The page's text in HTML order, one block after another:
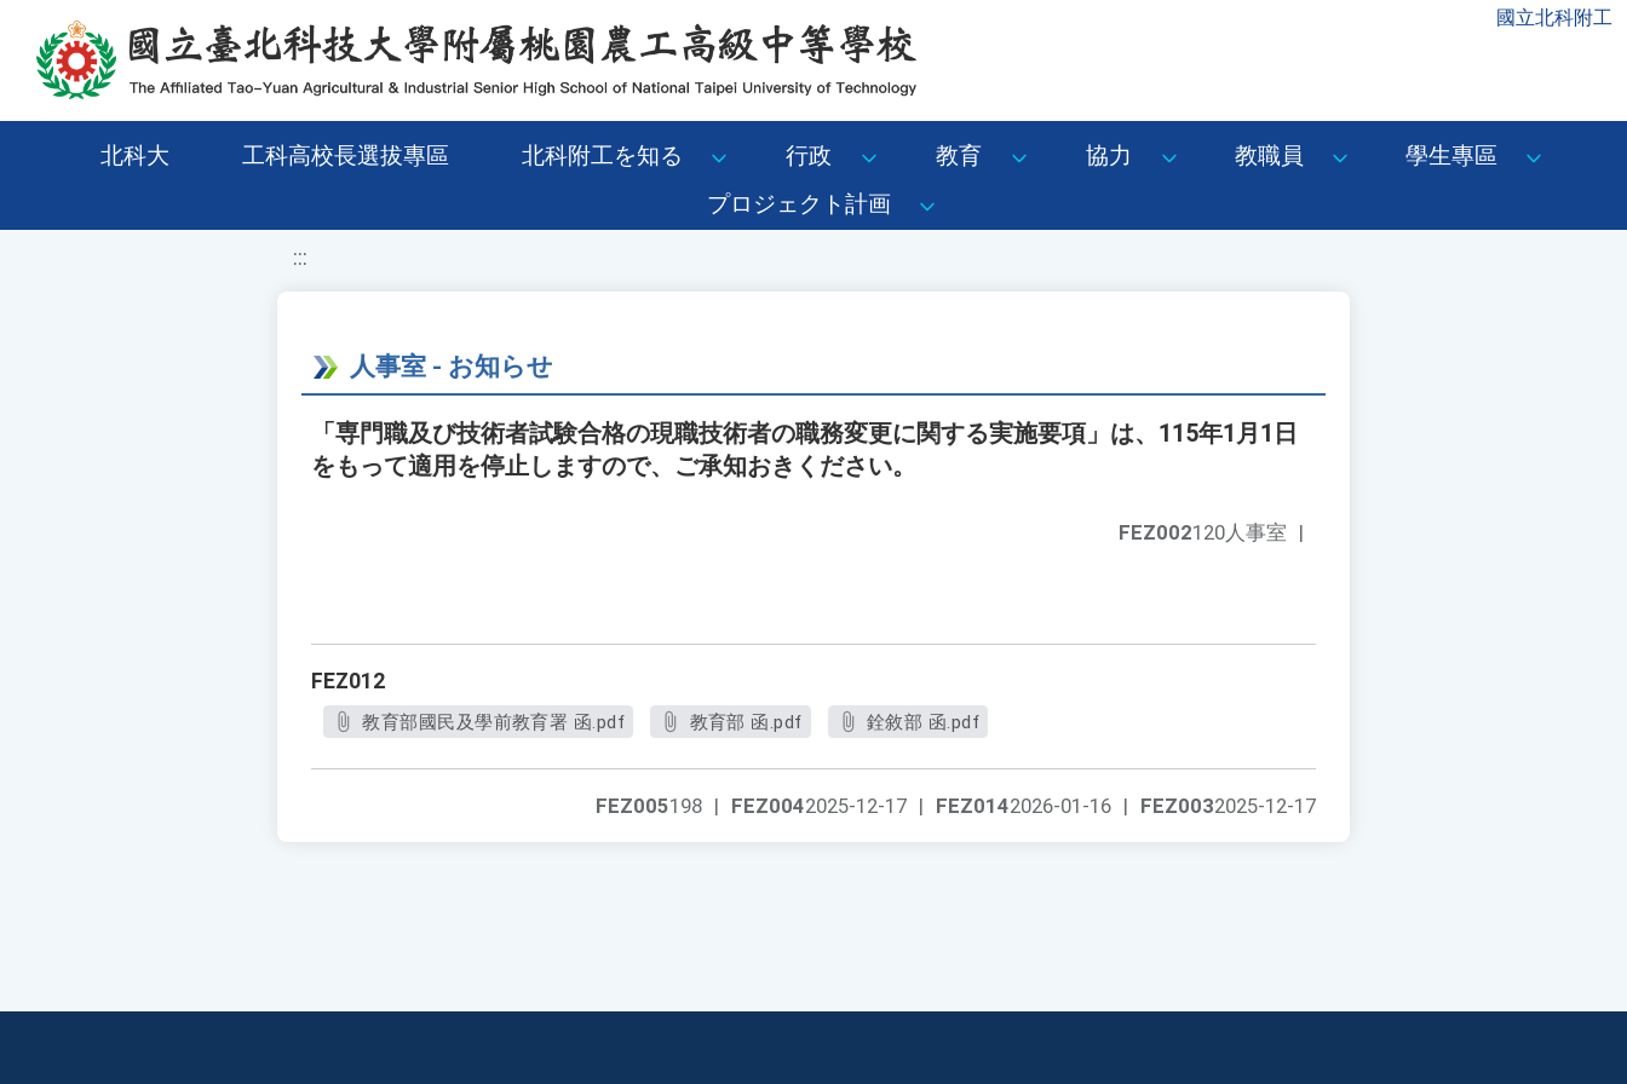
移至網頁之主要內容區位置 國立北科附工
北科大 工科高校長選拔專區 北科附工を知る 行政 教育 協力 教職員
學生專區
プロジェクト計画
:::
人事室 - お知らせ
「専門職及び技術者試験合格の現職技術者の職務変更に関する実施要項」は、115年1月1日
をもって適用を停止しますので、ご承知おきください。
FEZ002120人事室 |
FEZ012
教育部國民及學前教育署 函.pdf 教育部 函.pdf 銓敘部 函.pdf
FEZ0032025-12-17
FEZ0142026-01-16 |
FEZ0042025-12-17 |
FEZ005198 |